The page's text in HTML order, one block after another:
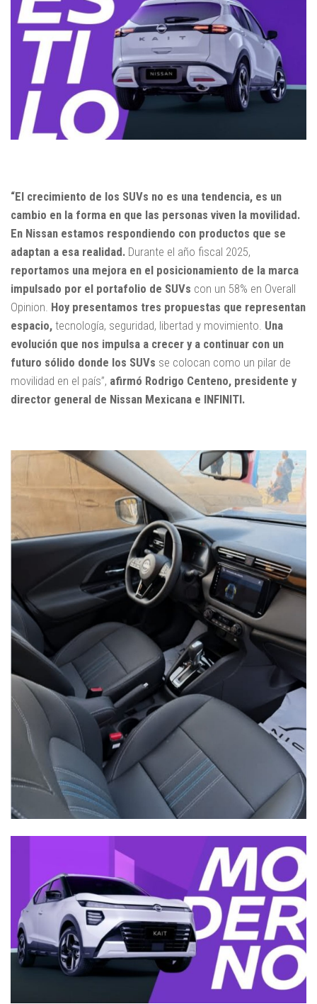
“El crecimiento de los SUVs no es una tendencia, es un
cambio en la forma en que las personas viven la movilidad.
En Nissan estamos respondiendo con productos que se
adaptan a esa realidad. Durante el año fiscal 2025,
reportamos una mejora en el posicionamiento de la marca
impulsado por el portafolio de SUVs con un 58% en Overall
Opinion. Hoy presentamos tres propuestas que representan
espacio, tecnología, seguridad, libertad y movimiento. Una
evolución que nos impulsa a crecer y a continuar con un
futuro sólido donde los SUVs se colocan como un pilar de
movilidad en el país”, afirmó Rodrigo Centeno, presidente y
director general de Nissan Mexicana e INFINITI.